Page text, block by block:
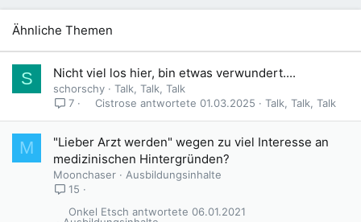
i
e
Ähnliche Themen
S Nicht viel los hier, bin etwas verwundert....
schorschy
Talk, Talk, Talk
7
Talk, Talk, Talk
01.03.2025
Cistrose
M
"Lieber Arzt werden" wegen zu viel Interesse an
medizinischen Hintergründen?
Moonchaser
Ausbildungsinhalte
15
06.01.2021
Onkel Etsch